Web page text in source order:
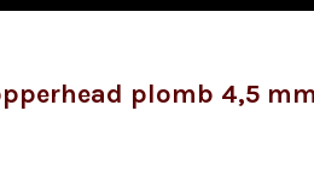
plomb 4,5